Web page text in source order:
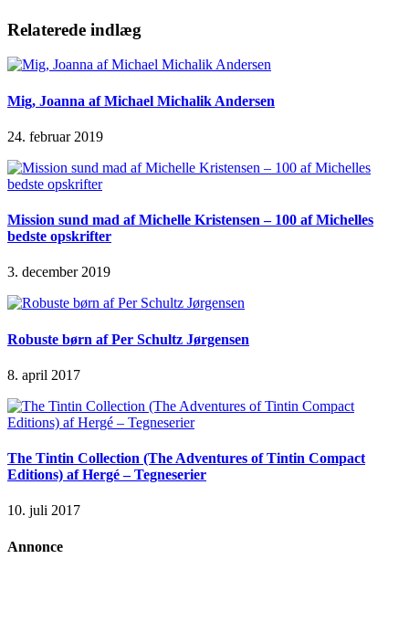
Relaterede indlæg
Mig, Joanna af Michael Michalik Andersen
24. februar 2019
Mission sund mad af Michelle Kristensen – 100 af Michelles
bedste opskrifter
3. december 2019
Robuste børn af Per Schultz Jørgensen
8. april 2017
The Tintin Collection (The Adventures of Tintin Compact
Editions) af Hergé – Tegneserier
10. juli 2017
Annonce